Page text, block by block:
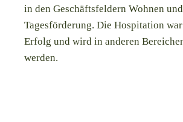
in den Geschäftsfeldern Wohnen und
Tagesförderung. Die Hospitation
Erfolg und wird in anderen
werden.